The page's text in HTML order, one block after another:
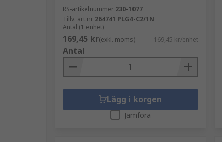
RS-artikelnummer 230-1077
Tillv. art.nr 264741 PLG4-C2/1N
Antal (1 enhet)
169,45 kr(exkl. moms) 169,45 kr/enhet
Antal
Lägg i korgen
Jämföra